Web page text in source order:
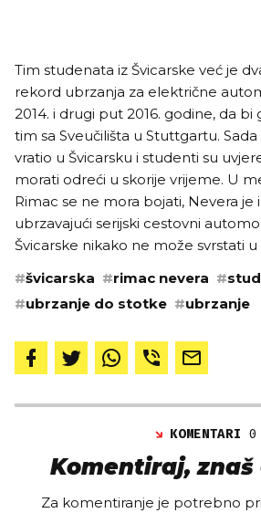
Tim studenata iz Švicarske već je
rekord ubrzanja za električne
2014. i drugi put 2016. godine, da
tim sa Sveučilišta u Stuttgartu.
vratio u Švicarsku i studenti su
morati odreći u skorije vrijeme. U
Rimac se ne mora bojati, Nevera je
ubrzavajući serijski cestovni
Švicarske nikako ne može svrstati
#švicarska #rimac nevera #
#ubrzanje do stotke #ubrzanje
KOMENTARI0
Komentiraj, znaš
Za komentiranje je potrebno